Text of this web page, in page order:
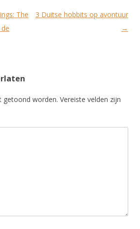
The
3 Duitse hobbits op avontuur
→
getoond worden. Vereiste velden zijn